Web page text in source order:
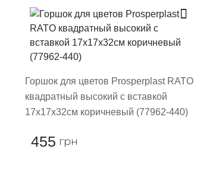
Горшок для цветов Prosperplast RATO
квадратный высокий с вставкой
17х17х32см коричневый (77962-440)
455 грн